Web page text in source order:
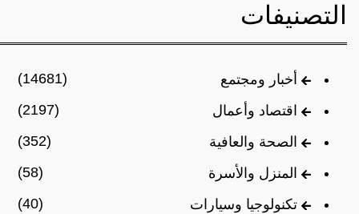
التصنيفات
أخبار ومجتمع
(14681)
اقتصاد وأعمال
(2197)
الصحة والعافية
(352)
المنزل والأسرة
(58)
تكنولوجيا وسيارات
(40)